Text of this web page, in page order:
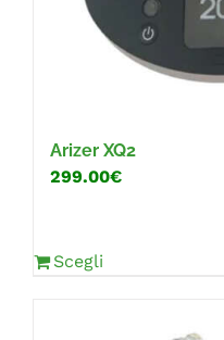
Arizer XQ2
299.00€
Scegli